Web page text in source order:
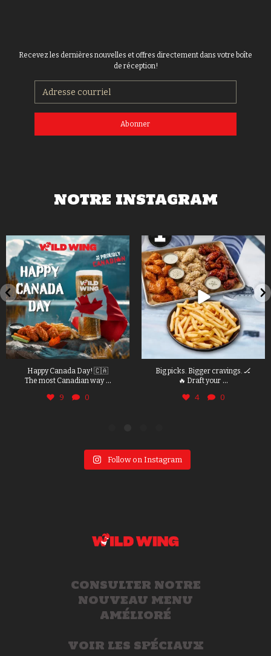
Recevez les dernières nouvelles et offres directement dans votre boîte
de réception!
Abonner
NOTRE INSTAGRAM
Big picks. Bigger cravings. 🏒
🔥 Draft your ...
4 0
Choose your player. ⚽ Wings,
burgers, wraps, ...
8 0
Follow on Instagram
CONSULTER NOTRE
NOUVEAU MENU
AMÉLIORÉ
VOIR LES SPÉCIAUX